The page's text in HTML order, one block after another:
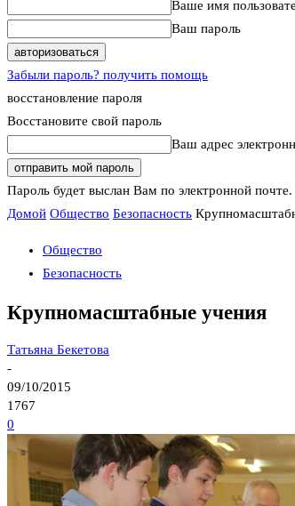
Ваше имя
Ваш пароль
Забыли пароль? получить помощь
восстановление пароля
Восстановите свой пароль
Ваш адрес
Пароль будет выслан Вам по электронной почте.
Домой Общество Безопасность
Общество
Безопасность
Крупномасштабные учения
Татьяна Бекетова
-
09/10/2015
1767
0